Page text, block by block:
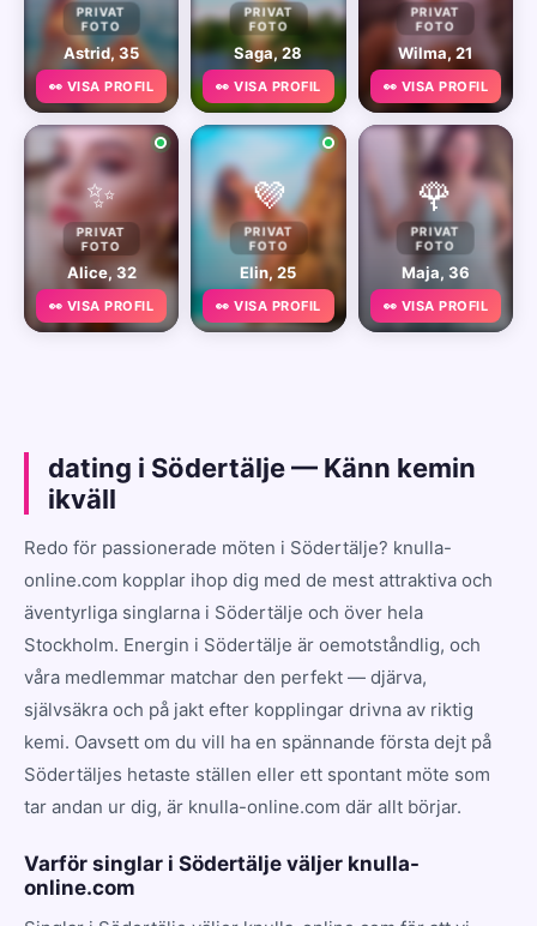
PRIVAT
FOTO
Astrid, 35
👀 VISA PROFIL
PRIVAT
FOTO
Saga, 28
👀 VISA PROFIL
PRIVAT
FOTO
Wilma, 21
👀 VISA PROFIL
✨
PRIVAT
FOTO
Alice, 32
👀 VISA PROFIL
💜
PRIVAT
FOTO
Elin, 25
👀 VISA PROFIL
🌹
PRIVAT
FOTO
Maja, 36
👀 VISA PROFIL
dating i Södertälje — Känn kemin
ikväll
Redo för passionerade möten i Södertälje? knulla-
online.com kopplar ihop dig med de mest attraktiva och
äventyrliga singlarna i Södertälje och över hela
Stockholm. Energin i Södertälje är oemotståndlig, och
våra medlemmar matchar den perfekt — djärva,
självsäkra och på jakt efter kopplingar drivna av riktig
kemi. Oavsett om du vill ha en spännande första dejt på
Södertäljes hetaste ställen eller ett spontant möte som
tar andan ur dig, är knulla-online.com där allt börjar.
Varför singlar i Södertälje väljer knulla-
online.com